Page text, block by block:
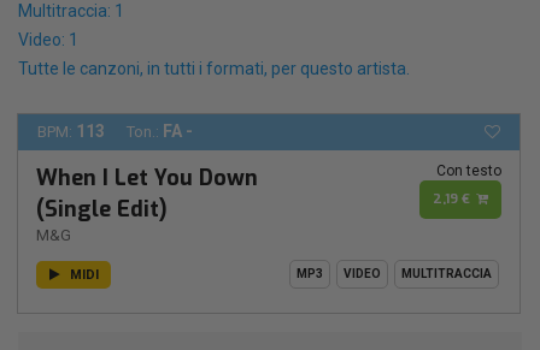
Multitraccia: 1
Video: 1
Tutte le canzoni, in tutti i formati, per questo artista.
BPM: 113 Ton.: FA -
When I Let You Down
(Single Edit)
M&G
Con testo
2,19 €
MIDI MP3 VIDEO MULTITRACCIA